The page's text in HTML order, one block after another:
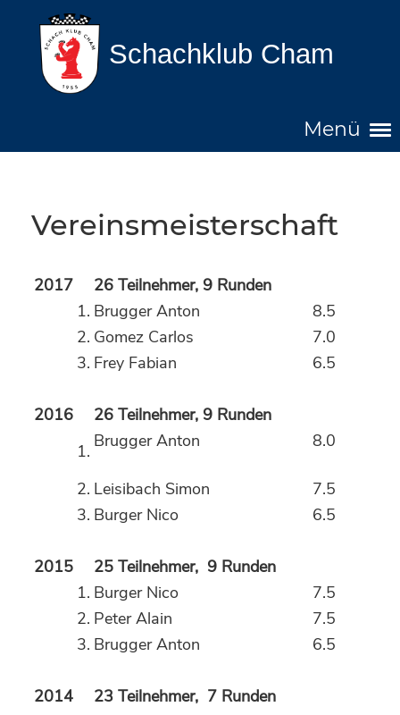
Schachklub Cham
Menü
Vereinsmeisterschaft
2017
26 Teilnehmer, 9 Runden
1. Brugger Anton
8.5
2. Gomez Carlos
7.0
3. Frey Fabian 6.5
2016
26 Teilnehmer, 9 Runden
1. Brugger Anton 8.0
2. Leisibach Simon
7.5
3. Burger Nico 6.5
2015
25 Teilnehmer, 9 Runden
1. Burger Nico
7.5
2. Peter Alain
7.5
3. Brugger Anton 6.5
2014
23 Teilnehmer, 7 Runden